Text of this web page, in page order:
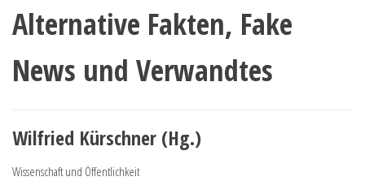
Alternative Fakten, Fake
News und Verwandtes
Wilfried Kürschner (Hg.)
Wissenschaft und Öffentlichkeit